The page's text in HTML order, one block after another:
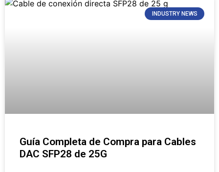
INDUSTRY NEWS
Guía Completa de Compra para Cables
DAC SFP28 de 25G